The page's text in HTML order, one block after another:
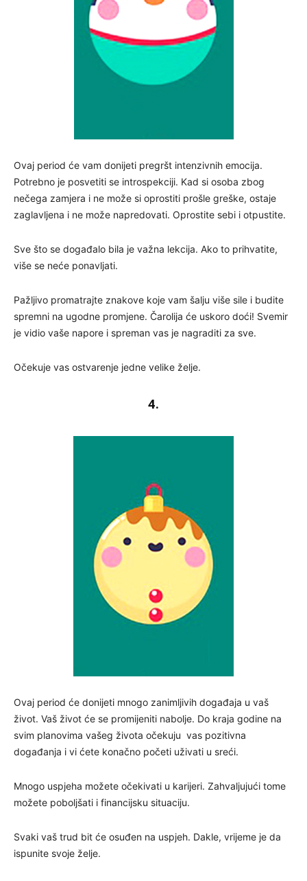
Ovaj period će vam donijeti pregršt intenzivnih emocija.
Potrebno je posvetiti se introspekciji. Kad si osoba zbog
nečega zamjera i ne može si oprostiti prošle greške, ostaje
zaglavljena i ne može napredovati. Oprostite sebi i otpustite.
Sve što se događalo bila je važna lekcija. Ako to prihvatite,
više se neće ponavljati.
Pažljivo promatrajte znakove koje vam šalju više sile i budite
spremni na ugodne promjene. Čarolija će uskoro doći! Svemir
je vidio vaše napore i spreman vas je nagraditi za sve.
Očekuje vas ostvarenje jedne velike želje.
4.
Ovaj period će donijeti mnogo zanimljivih događaja u vaš
život. Vaš život će se promijeniti nabolje. Do kraja godine na
svim planovima vašeg života očekuju vas pozitivna
događanja i vi ćete konačno početi uživati u sreći.
Mnogo uspjeha možete očekivati u karijeri. Zahvaljujući tome
možete poboljšati i financijsku situaciju.
Svaki vaš trud bit će osuđen na uspjeh. Dakle, vrijeme je da
ispunite svoje želje.